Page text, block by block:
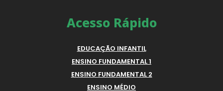
Acesso Rápido
EDUCAÇÃO INFANTIL
ENSINO FUNDAMENTAL 1
ENSINO FUNDAMENTAL 2
ENSINO MÉDIO